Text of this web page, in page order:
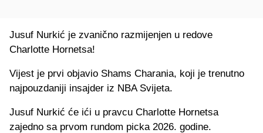
Jusuf Nurkić je zvanično razmijenjen u redove
Charlotte Hornetsa!
Vijest je prvi objavio Shams Charania, koji je trenutno
najpouzdaniji insajder iz NBA Svijeta.
Jusuf Nurkić će ići u pravcu Charlotte Hornetsa
zajedno sa prvom rundom picka 2026. godine.